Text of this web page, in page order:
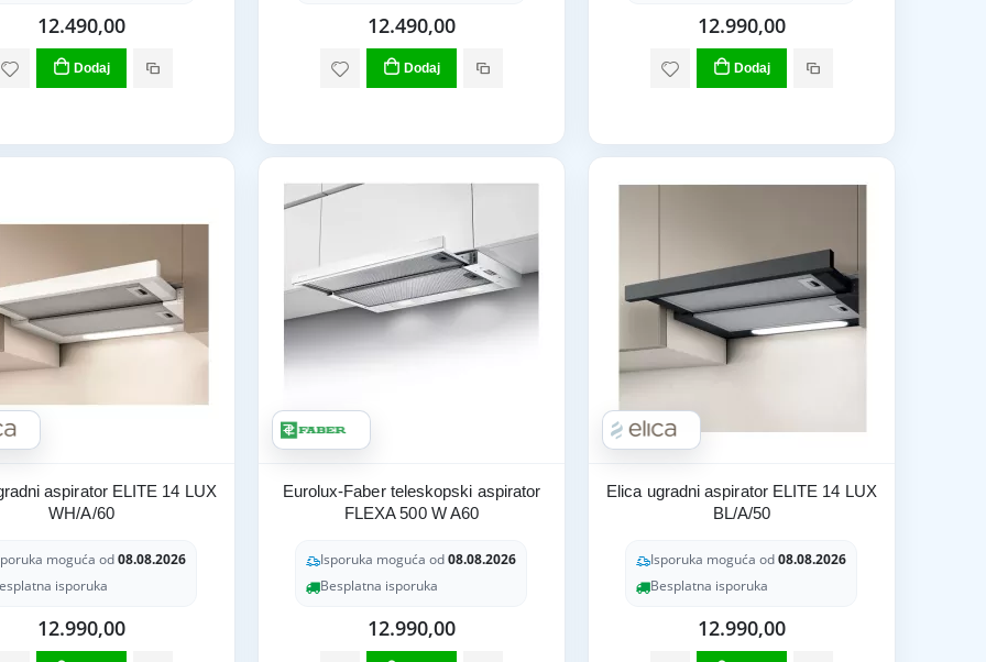
12.490,00
Dodaj
12.490,00
Dodaj
12.990,00
Dodaj
aspirator ELITE 14 LUX
WH/A/60
moguća od08.08.2026
isporuka
12.990,00
Eurolux-Faber teleskopski aspirator
FLEXA 500 W A60
Isporuka moguća od08.08.2026
Besplatna isporuka
12.990,00
Elica ugradni aspirator ELITE 14 LUX
BL/A/50
Isporuka moguća od08.08.2026
Besplatna isporuka
12.990,00